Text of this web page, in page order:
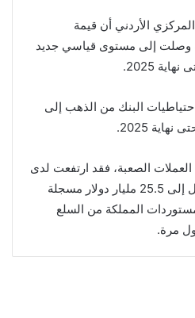
الأردني أن قيمة
وصلت إلى مستوى قياسي جديد
البنك من الذهب إلى
العملات الصعبة، فقد ارتفعت لدى
البنك المركزي الأردني لتصل إلى 25.5 مليار دولار مسجلة
المملكة من السلع